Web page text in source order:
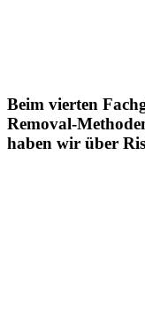
Beim vierten
Removal-
haben wir über